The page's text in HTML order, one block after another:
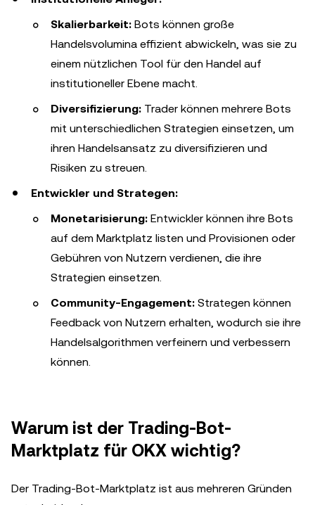
Skalierbarkeit: Bots können große
Handelsvolumina effizient abwickeln, was sie zu
einem nützlichen Tool für den Handel auf
institutioneller Ebene macht.
Diversifizierung: Trader können mehrere Bots
mit unterschiedlichen Strategien einsetzen, um
ihren Handelsansatz zu diversifizieren und
Risiken zu streuen.
Entwickler und Strategen:
Monetarisierung: Entwickler können ihre Bots
auf dem Marktplatz listen und Provisionen oder
Gebühren von Nutzern verdienen, die ihre
Strategien einsetzen.
Community-Engagement: Strategen können
Feedback von Nutzern erhalten, wodurch sie ihre
Handelsalgorithmen verfeinern und verbessern
können.
Warum ist der Trading-Bot-
Marktplatz für OKX wichtig?
Der Trading-Bot-Marktplatz ist aus mehreren Gründen